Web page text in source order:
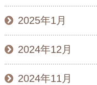
2025年1月
2024年12月
2024年11月